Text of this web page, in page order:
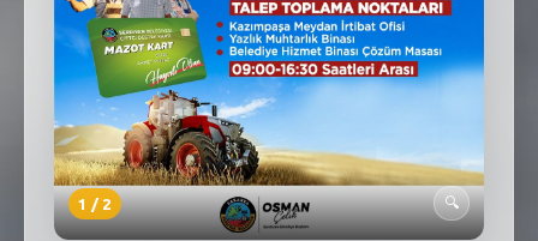
1 /2 🔍
KÜREK
PARKLAR
PAZAR YERLERI
ATIK YÖNETIM